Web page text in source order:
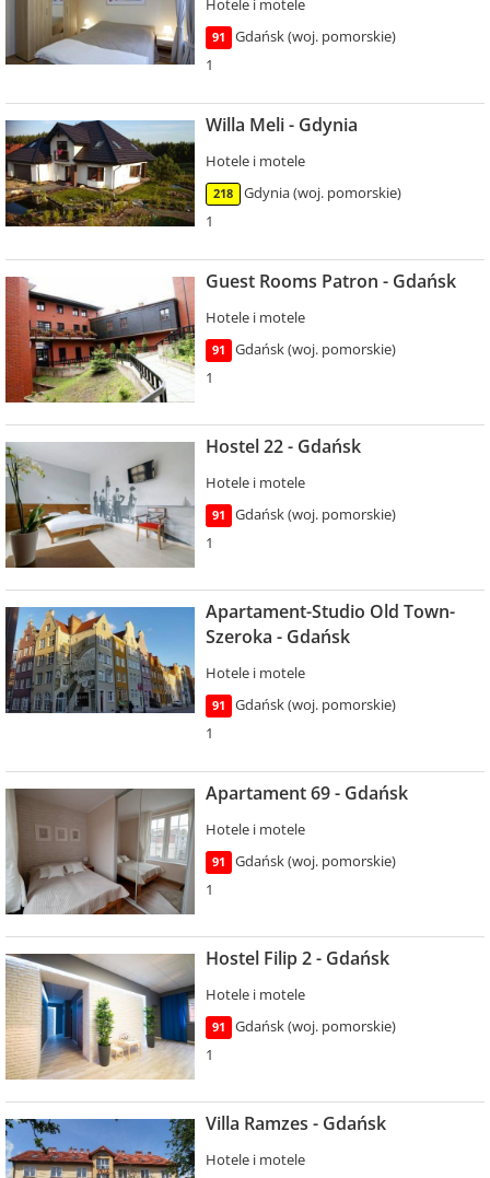
91
Gdańsk (woj. pomorskie)
1
Willa Meli - Gdynia
Hotele i motele
218
Gdynia (woj. pomorskie)
1
Guest Rooms Patron - Gdańsk
Hotele i motele
91
Gdańsk (woj. pomorskie)
1
Hostel 22 - Gdańsk
Hotele i motele
91
Gdańsk (woj. pomorskie)
1
Apartament-Studio Old Town-
Szeroka - Gdańsk
Hotele i motele
91
Gdańsk (woj. pomorskie)
1
Apartament 69 - Gdańsk
Hotele i motele
91
Gdańsk (woj. pomorskie)
1
Hostel Filip 2 - Gdańsk
Hotele i motele
91
Gdańsk (woj. pomorskie)
1
Villa Ramzes - Gdańsk
Hotele i motele